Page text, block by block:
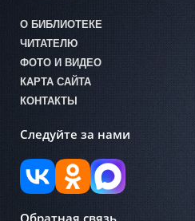
О БИБЛИОТЕКЕ
ЧИТАТЕЛЮ
ФОТО И ВИДЕО
КАРТА САЙТА
КОНТАКТЫ
Следуйте за нами